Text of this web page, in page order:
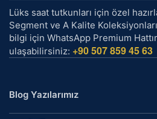
Lüks saat tutkunları için özel
Segment ve A Kalite
bilgi için WhatsApp Premium
ulaşabilirsiniz: +90 507 859 45 63
Blog Yazılarımız